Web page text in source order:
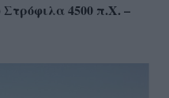
Στρόφιλα 4500 π.Χ. –